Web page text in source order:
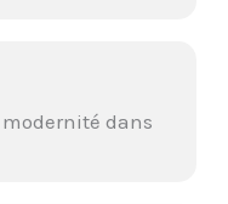
dans